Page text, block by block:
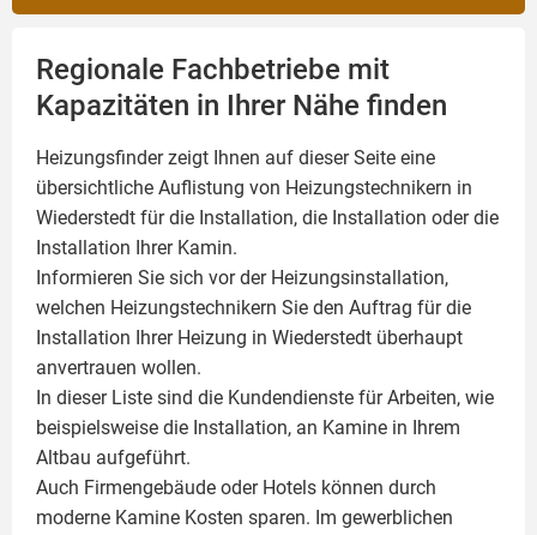
Regionale Fachbetriebe mit
Kapazitäten in Ihrer Nähe finden
Heizungsfinder zeigt Ihnen auf dieser Seite eine
übersichtliche Auflistung von Heizungstechnikern in
Wiederstedt für die Installation, die Installation oder die
Installation Ihrer Kamin.
Informieren Sie sich vor der Heizungsinstallation,
welchen Heizungstechnikern Sie den Auftrag für die
Installation Ihrer Heizung in Wiederstedt überhaupt
anvertrauen wollen.
In dieser Liste sind die Kundendienste für Arbeiten, wie
beispielsweise die Installation, an Kamine in Ihrem
Altbau aufgeführt.
Auch Firmengebäude oder Hotels können durch
moderne Kamine Kosten sparen. Im gewerblichen